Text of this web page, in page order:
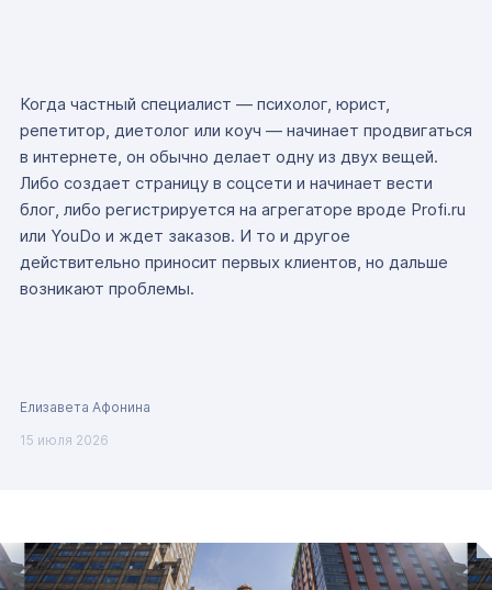
Когда частный специалист — психолог, юрист,
репетитор, диетолог или коуч — начинает продвигаться
в интернете, он обычно делает одну из двух вещей.
Либо создает страницу в соцсети и начинает вести
блог, либо регистрируется на агрегаторе вроде Profi.ru
или YouDo и ждет заказов. И то и другое
действительно приносит первых клиентов, но дальше
возникают проблемы.
Елизавета Афонина
15 июля 2026